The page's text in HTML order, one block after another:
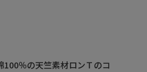
％の天竺素材ロンＴのコ